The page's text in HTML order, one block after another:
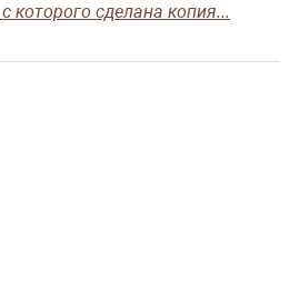
которого сделана копия...